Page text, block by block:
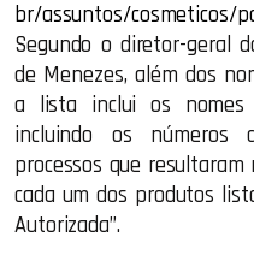
br/assuntos/cosmeticos/
Segundo o diretor-geral
de Menezes, além dos
a lista inclui os nomes
incluindo os números
processos que
cada um dos produtos
Autorizada”.